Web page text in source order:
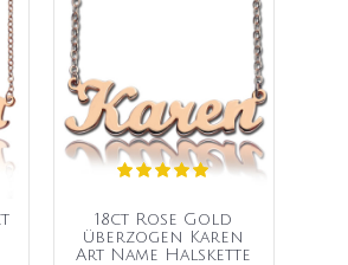
18ct Rose Gold
überzogen Karen
Art Name Halskette